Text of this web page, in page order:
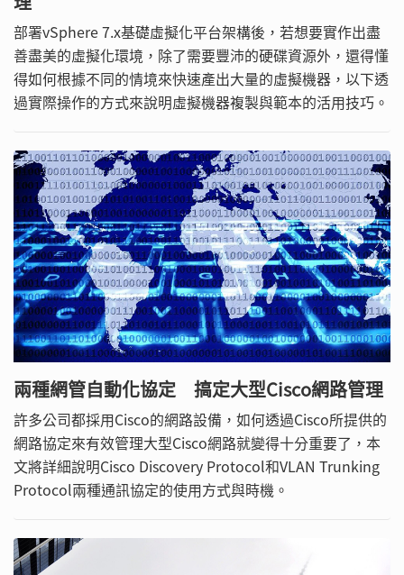
部署vSphere 7.x基礎虛擬化平台架構後，若想要實作出盡
善盡美的虛擬化環境，除了需要豐沛的硬碟資源外，還得懂
得如何根據不同的情境來快速產出大量的虛擬機器，以下透
過實際操作的方式來說明虛擬機器複製與範本的活用技巧。
兩種網管自動化協定 搞定大型Cisco網路管理
許多公司都採用Cisco的網路設備，如何透過Cisco所提供的
網路協定來有效管理大型Cisco網路就變得十分重要了，本
文將詳細說明Cisco Discovery Protocol和VLAN Trunking
Protocol兩種通訊協定的使用方式與時機。